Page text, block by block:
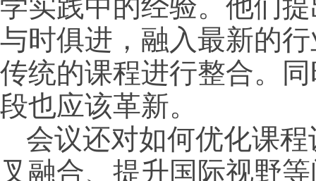
学实践中的经验。他们
与时俱进，融入最新的
传统的课程进行整合。
段也应该革新。
会议还对如何优化课
叉融合、提升国际视野